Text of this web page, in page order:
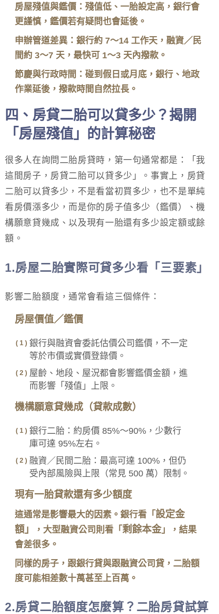
房屋殘值與鑑價：殘值低、一胎設定高，銀行會
更謹慎，鑑價若有疑問也會延後。
申辦管道差異：銀行約 7～14 工作天，融資／民
間約 3～7 天，最快可 1～3 天內撥款。
節慶與行政時間：碰到假日或月底，銀行、地政
作業延後，撥款時間自然拉長。
四、房貸二胎可以貸多少？揭開
「房屋殘值」的計算秘密
很多人在詢問二胎房貸時，第一句通常都是：「我
這間房子，房貸二胎可以貸多少」。事實上，房貸
二胎可以貸多少，不是看當初買多少，也不是單純
看房價漲多少，而是你的房子值多少（鑑價）、機
構願意貸幾成、以及現有一胎還有多少設定額或餘
額。
1.房屋二胎實際可貸多少看「三要素」
影響二胎額度，通常會看這三個條件：
房屋價值／鑑價
銀行與融資會委託估價公司鑑價，不一定
等於市價或實價登錄價。
屋齡、地段、屋況都會影響鑑價金額，進
而影響「殘值」上限。
機構願意貸幾成（貸款成數）
銀行二胎：約房價 85%～90%，少數行
庫可達 95%左右。
融資／民間二胎：最高可達 100%，但仍
受內部風險與上限（常見 500 萬）限制。
現有一胎貸款還有多少額度
這通常是影響最大的因素。銀行看「 設定金
額」
，大型融資公司則看「 剩餘本金」，結果
會差很多。
同樣的房子，跟銀行貸與跟融資公司貸，二胎額
度可能相差數十萬甚至上百萬。
2.房貸二胎額度怎麼算？二胎房貸試算